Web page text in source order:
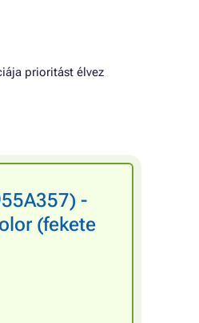
prioritást élvez
-
(fekete